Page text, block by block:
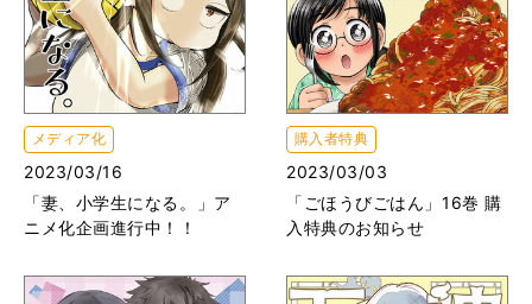
メディア化
2023/03/16
「妻、小学生になる。」ア
ニメ化企画進行中！！
購入者特典
2023/03/03
「ごほうびごはん」16巻 購
入特典のお知らせ